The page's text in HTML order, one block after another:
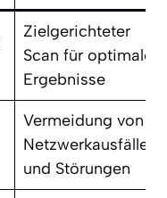
Zielgerichteter
Scan für optimale
Ergebnisse
Vermeidung von
Netzwerkausfällen
und Störungen